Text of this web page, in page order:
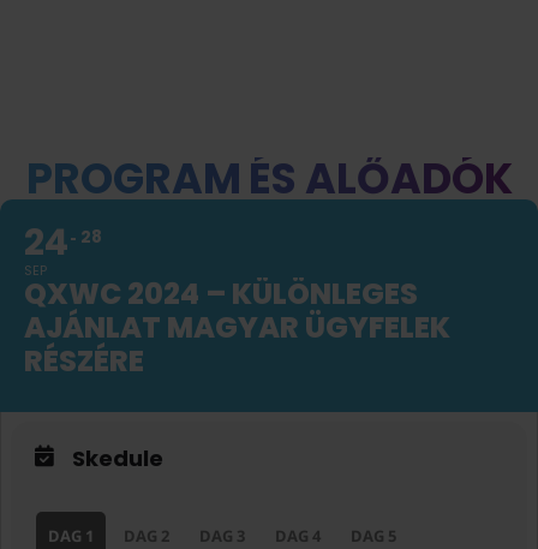
PROGRAM ÉS ALŐADÓK
24
SEP
28
QXWC 2024 – KÜLÖNLEGES
AJÁNLAT MAGYAR ÜGYFELEK
RÉSZÉRE
Skedule
DAG 1 DAG 2 DAG 3 DAG 4 DAG 5